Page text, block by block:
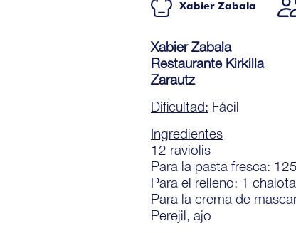
Xabier Zabala
Xabier Zabala
Restaurante Kirkilla
Zarautz
Dificultad: Fácil
Ingredientes
12 raviolis
Para la pasta fresca:
Para el relleno: 1
Para la crema de
Perejil, ajo